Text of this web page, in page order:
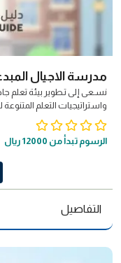
مدرسة الاجيال
نسـعى إلى تـطوير بيئة تعلم
واستراتيجيات التعلم
الأصيلة وتحـترم التـنـوع
وفـق مـؤشـرات الـجـودة
الرسوم تبدأ من 12000 ريال
التفاصيل